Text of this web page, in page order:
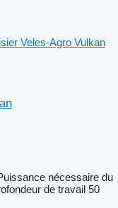
Veles-Agro Vulkan
nécessaire du
de travail 50